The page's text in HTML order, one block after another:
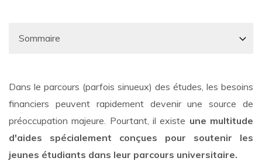
Dans le parcours (parfois sinueux) des études, les besoins
financiers peuvent rapidement devenir une source de
préoccupation majeure. Pourtant, il existe une multitude
d'aides spécialement conçues pour soutenir les
jeunes étudiants dans leur parcours universitaire.